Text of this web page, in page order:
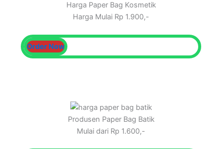
Harga Paper Bag Kosmetik
Harga Mulai Rp 1.900,-
Order Now
Produsen Paper Bag Batik
Mulai dari Rp 1.600,-